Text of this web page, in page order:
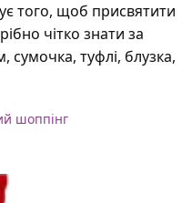
того, щоб присвятити
чітко знати за
туфлі, блузка,
шоппінг